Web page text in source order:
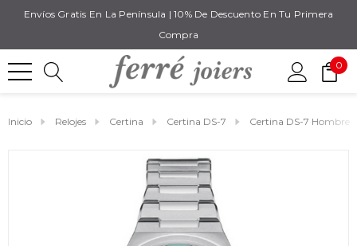
Envíos Gratis En La Península | 10% De Descuento En Tu Primera
Compra
0
Inicio Relojes Certina Certina DS-7 Certina DS-7 Hombre